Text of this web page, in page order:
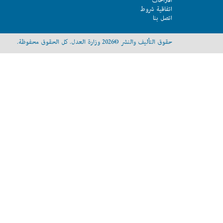
اتفاقية شروط
اتصل بنا
حقوق التأليف والنشر ©2026 وزارة العدل. كل الحقوق محفوظة.